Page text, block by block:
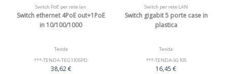
Switch PoE per rete lan
Switch ethernet 4PoE out+1PoE
in 10/100/1000
Tenda
***-TENDA-TEG1105PD
38,62 €
Switch per rete LAN
Switch gigabit 5 porte case in
plastica
Tenda
***-TENDA-SG105
16,45 €